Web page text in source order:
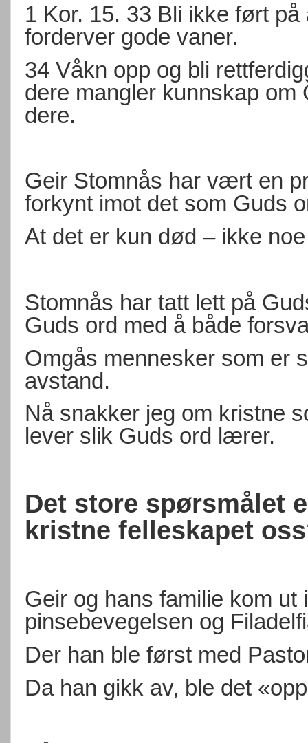
1 Kor. 15. 33 Bli ikke ført
forderver gode vaner.
34 Våkn opp og bli
dere mangler kunnskap
dere.
Geir Stomnås har vært en
forkynt imot det som Guds
At det er kun død – ikke
Stomnås har tatt lett på
Guds ord med å både
Omgås mennesker som er
avstand.
Nå snakker jeg om kristne
lever slik Guds ord lærer.
Det store spørsmålet
kristne felleskapet
Geir og hans familie kom ut
pinsebevegelsen og
Der han ble først med
Da han gikk av, ble det